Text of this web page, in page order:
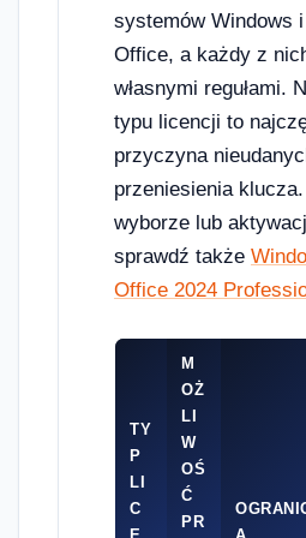
systemów Windows
Office, a każdy z
własnymi regułami.
typu licencji to
przyczyna
przeniesienia
wyborze lub
sprawdź także
Office 2024
TY
P
LI
C
M
OŻ
LI
W
OŚ
Ć
PR